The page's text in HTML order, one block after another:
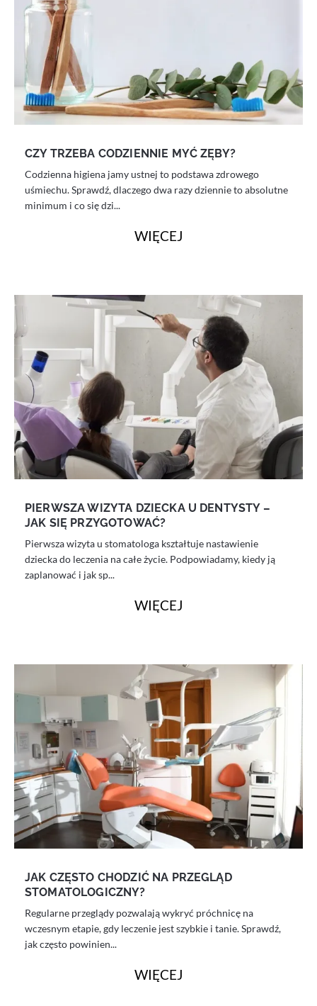
CZY TRZEBA CODZIENNIE MYĆ ZĘBY?
Codzienna higiena jamy ustnej to podstawa zdrowego
uśmiechu. Sprawdź, dlaczego dwa razy dziennie to absolutne
minimum i co się dzi...
WIĘCEJ
PIERWSZA WIZYTA DZIECKA U DENTYSTY –
JAK SIĘ PRZYGOTOWAĆ?
Pierwsza wizyta u stomatologa kształtuje nastawienie
dziecka do leczenia na całe życie. Podpowiadamy, kiedy ją
zaplanować i jak sp...
WIĘCEJ
JAK CZĘSTO CHODZIĆ NA PRZEGLĄD
STOMATOLOGICZNY?
Regularne przeglądy pozwalają wykryć próchnicę na
wczesnym etapie, gdy leczenie jest szybkie i tanie. Sprawdź,
jak często powinien...
WIĘCEJ